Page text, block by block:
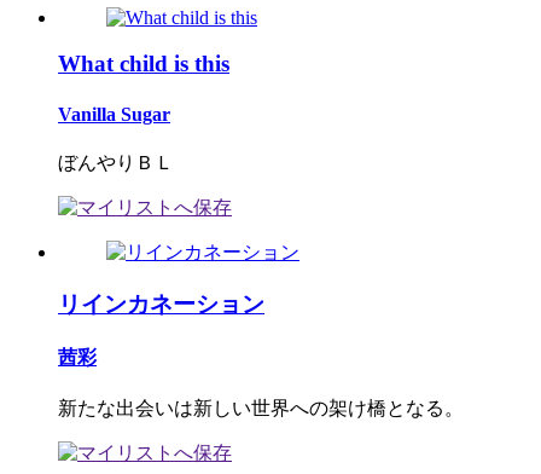
What child is this
Vanilla Sugar
ぼんやりＢＬ
リインカネーション
茜彩
新たな出会いは新しい世界への架け橋となる。